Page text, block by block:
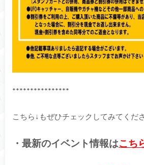
****************
こちら↓もぜひチェックしてみてくだ
・最新のイベント情報はこち